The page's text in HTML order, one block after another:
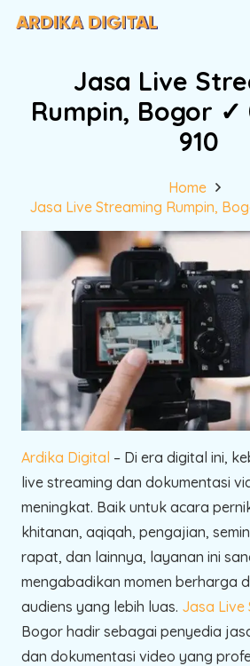
Jasa Live
Rumpin, Bogor ✓
910
Home
Jasa Live Streaming Rumpin,
Ardika Digital – Di era digital ini,
live streaming dan dokumentasi
meningkat. Baik untuk acara
khitanan, aqiqah, pengajian,
rapat, dan lainnya, layanan ini
mengabadikan momen berharga
audiens yang lebih luas. Jasa Live
Bogor hadir sebagai penyedia
dan dokumentasi video yang